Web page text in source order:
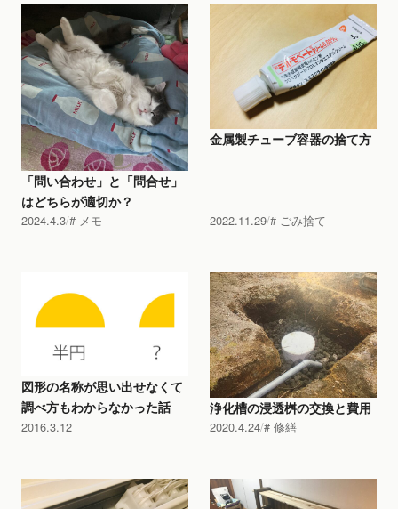
「問い合わせ」と「問合せ」
はどちらが適切か？
2024.4.3 メモ
金属製チューブ容器の捨て方
2022.11.29 ごみ捨て
図形の名称が思い出せなくて
調べ方もわからなかった話
2016.3.12
浄化槽の浸透桝の交換と費用
2020.4.24 修繕